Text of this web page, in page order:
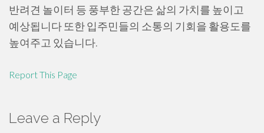
반려견 놀이터 등 풍부한 공간은 삶의 가치를 높이고
예상됩니다 또한 입주민들의 소통의 기회을 활용도를
높여주고 있습니다.
Report This Page
Leave a Reply